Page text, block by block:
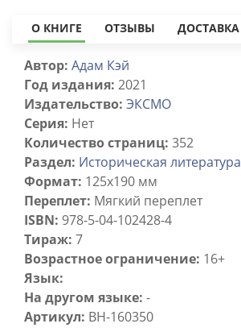
О КНИГЕ ОТЗЫВЫ ДОСТАВКА
Автор: Адам Кэй
Год издания: 2021
Издательство: ЭКСМО
Серия: Нет
Количество страниц: 352
Раздел: Историческая литература
Формат: 125x190 мм
Переплет: Мягкий переплет
ISBN: 978-5-04-102428-4
Тираж: 7
Возрастное ограничение: 16+
Язык:
На другом языке: -
Артикул: BH-160350